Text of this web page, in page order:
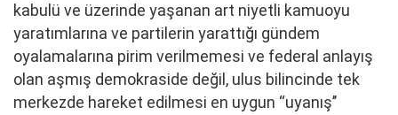
kabulü ve üzerinde yaşanan art niyetli kamuoyu
yaratımlarına ve partilerin yarattığı gündem
oyalamalarına pirim verilmemesi ve federal anlayış
olan aşmış demokraside değil, ulus bilincinde tek
merkezde hareket edilmesi en uygun ‘‘uyanış’’